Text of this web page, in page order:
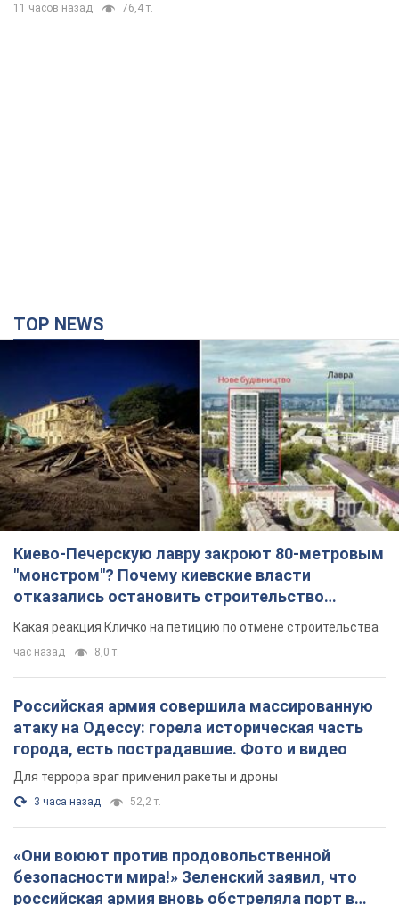
11 часов назад 76,4 т.
TOP NEWS
Киево-Печерскую лавру закроют 80-метровым
"монстром"? Почему киевские власти
отказались остановить строительство
небоскреба "московского верующего"
Какая реакция Кличко на петицию по отмене строительства
час назад 8,0 т.
Российская армия совершила массированную
атаку на Одессу: горела историческая часть
города, есть пострадавшие. Фото и видео
Для террора враг применил ракеты и дроны
3 часа назад 52,2 т.
«Они воюют против продовольственной
безопасности мира!» Зеленский заявил, что
российская армия вновь обстреляла порт в